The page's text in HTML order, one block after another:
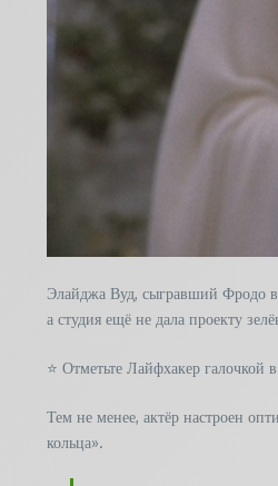
Элайджа Вуд, сыгравший Фродо в
а студия ещё не дала проекту
⭐ Отметьте Лайфхакер
Тем не менее, актёр настроен
кольца».